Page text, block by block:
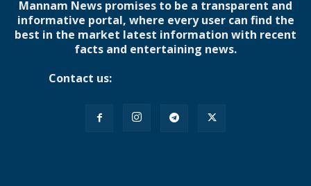
Mannam News promises to be a transparent and
informative portal, where every user can find the
best in the market latest information with recent
facts and entertaining news.
Contact us: